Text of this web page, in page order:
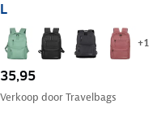
L
+1
35,95
Verkoop doorTravelbags